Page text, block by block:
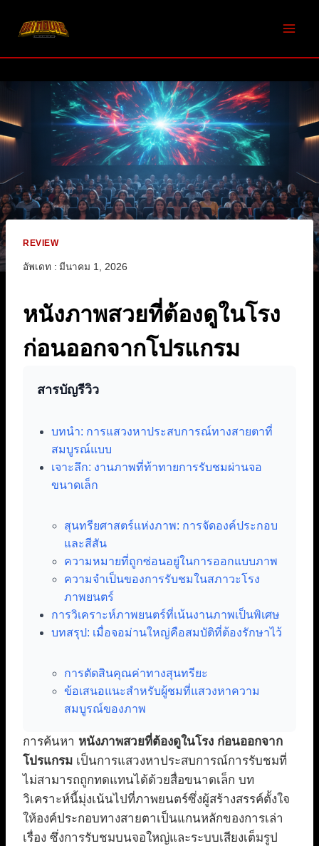
REVIEW
อัพเดท : มีนาคม 1, 2026
หนังภาพสวยที่ต้องดูในโรง
ก่อนออกจากโปรแกรม
สารบัญรีวิว
บทนำ: การแสวงหาประสบการณ์ทางสายตาที่
สมบูรณ์แบบ
เจาะลึก: งานภาพที่ท้าทายการรับชมผ่านจอ
ขนาดเล็ก
สุนทรียศาสตร์แห่งภาพ: การจัดองค์ประกอบ
และสีสัน
ความหมายที่ถูกซ่อนอยู่ในการออกแบบภาพ
ความจำเป็นของการรับชมในสภาวะโรง
ภาพยนตร์
การวิเคราะห์ภาพยนตร์ที่เน้นงานภาพเป็นพิเศษ
บทสรุป: เมื่อจอม่านใหญ่คือสมบัติที่ต้องรักษาไว้
การตัดสินคุณค่าทางสุนทรียะ
ข้อเสนอแนะสำหรับผู้ชมที่แสวงหาความ
สมบูรณ์ของภาพ
การค้นหา หนังภาพสวยที่ต้องดูในโรง ก่อนออกจาก
โปรแกรม เป็นการแสวงหาประสบการณ์การรับชมที่
ไม่สามารถถูกทดแทนได้ด้วยสื่อขนาดเล็ก บท
วิเคราะห์นี้มุ่งเน้นไปที่ภาพยนตร์ซึ่งผู้สร้างสรรค์ตั้งใจ
ให้องค์ประกอบทางสายตาเป็นแกนหลักของการเล่า
เรื่อง ซึ่งการรับชมบนจอใหญ่และระบบเสียงเต็มรูป